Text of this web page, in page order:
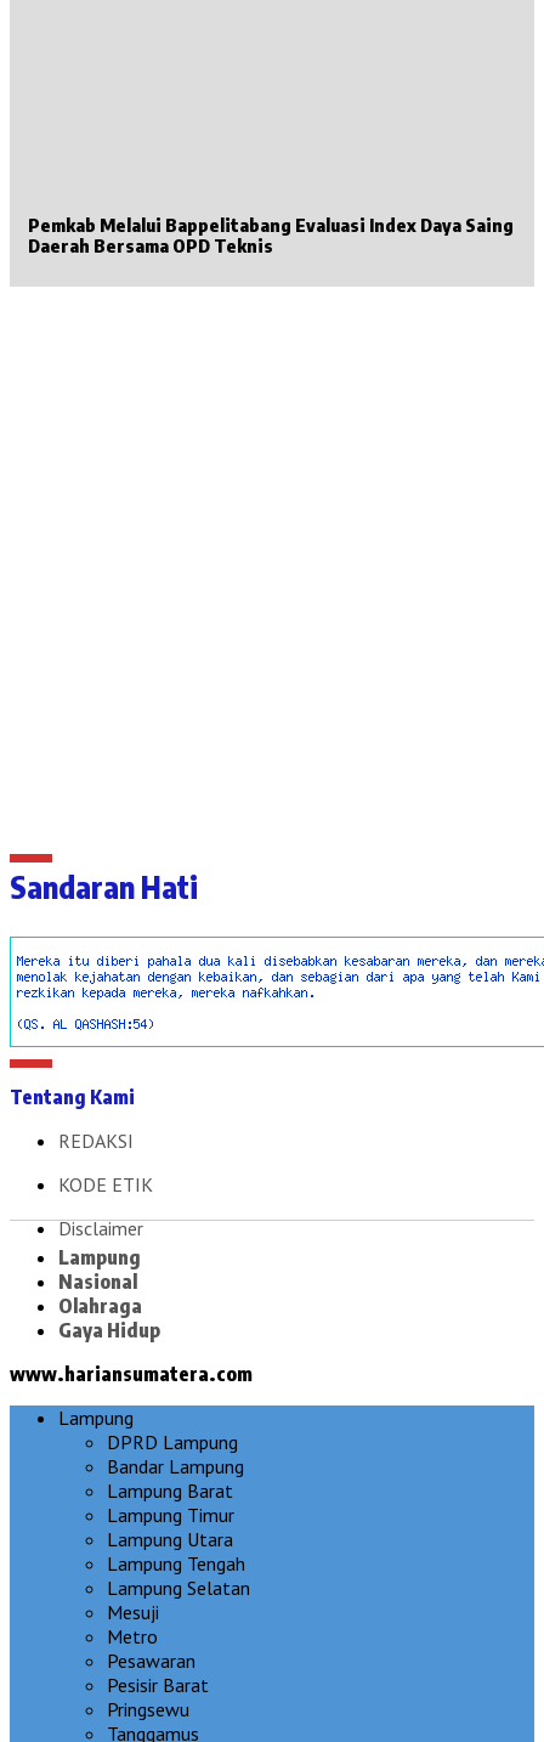
Pemkab Melalui Bappelitabang Evaluasi Index Daya Saing
Daerah Bersama OPD Teknis
Sandaran Hati
Tentang Kami
REDAKSI
KODE ETIK
Disclaimer
Lampung
Nasional
Olahraga
Gaya Hidup
www.hariansumatera.com
Lampung
DPRD Lampung
Bandar Lampung
Lampung Barat
Lampung Timur
Lampung Utara
Lampung Tengah
Lampung Selatan
Mesuji
Metro
Pesawaran
Pesisir Barat
Pringsewu
Tanggamus